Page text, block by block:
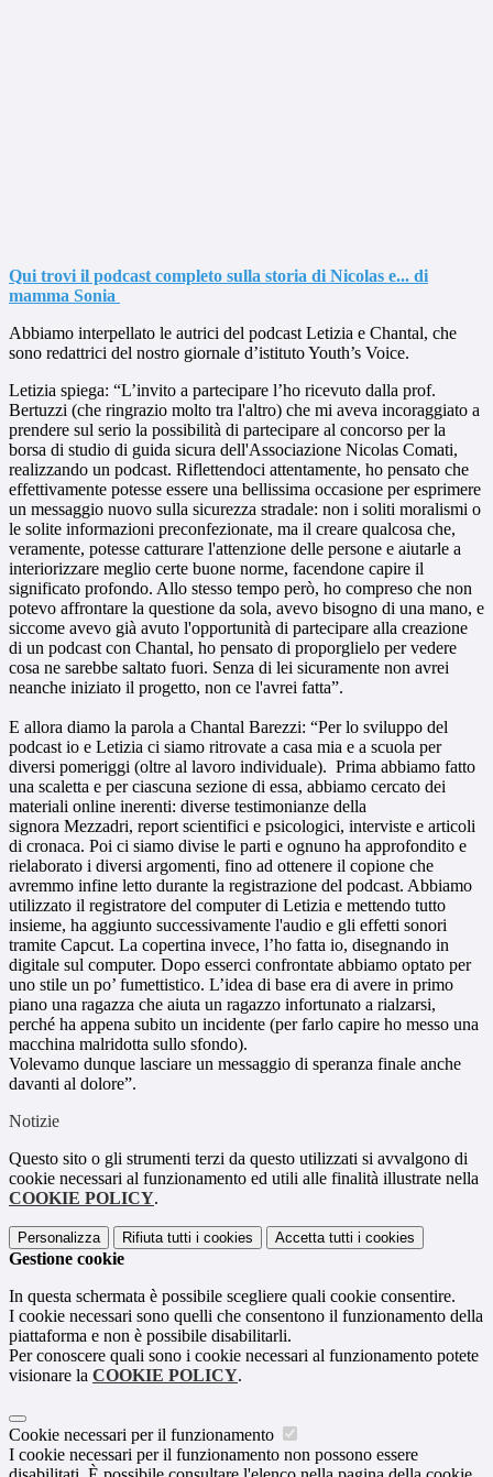
Qui trovi il podcast completo sulla storia di Nicolas e... di
mamma Sonia
Abbiamo interpellato le autrici del podcast Letizia e Chantal, che
sono redattrici del nostro giornale d’istituto Youth’s Voice.
Letizia spiega: “L’invito a partecipare l’ho ricevuto dalla prof.
Bertuzzi (che ringrazio molto tra l'altro) che mi aveva incoraggiato a
prendere sul serio la possibilità di partecipare al concorso per la
borsa di studio di guida sicura dell'Associazione Nicolas Comati,
realizzando un podcast. Riflettendoci attentamente, ho pensato che
effettivamente potesse essere una bellissima occasione per esprimere
un messaggio nuovo sulla sicurezza stradale: non i soliti moralismi o
le solite informazioni preconfezionate, ma il creare qualcosa che,
veramente, potesse catturare l'attenzione delle persone e aiutarle a
interiorizzare meglio certe buone norme, facendone capire il
significato profondo. Allo stesso tempo però, ho compreso che non
potevo affrontare la questione da sola, avevo bisogno di una mano, e
siccome avevo già avuto l'opportunità di partecipare alla creazione
di un podcast con Chantal, ho pensato di proporglielo per vedere
cosa ne sarebbe saltato fuori. Senza di lei sicuramente non avrei
neanche iniziato il progetto, non ce l'avrei fatta”.
E allora diamo la parola a Chantal Barezzi: “Per lo sviluppo del
podcast io e Letizia ci siamo ritrovate a casa mia e a scuola per
diversi pomeriggi (oltre al lavoro individuale). Prima abbiamo fatto
una scaletta e per ciascuna sezione di essa, abbiamo cercato dei
materiali online inerenti: diverse testimonianze della
signora Mezzadri, report scientifici e psicologici, interviste e articoli
di cronaca. Poi ci siamo divise le parti e ognuno ha approfondito e
rielaborato i diversi argomenti, fino ad ottenere il copione che
avremmo infine letto durante la registrazione del podcast. Abbiamo
utilizzato il registratore del computer di Letizia e mettendo tutto
insieme, ha aggiunto successivamente l'audio e gli effetti sonori
tramite Capcut. La copertina invece, l’ho fatta io, disegnando in
digitale sul computer. Dopo esserci confrontate abbiamo optato per
uno stile un po’ fumettistico. L’idea di base era di avere in primo
piano una ragazza che aiuta un ragazzo infortunato a rialzarsi,
perché ha appena subito un incidente (per farlo capire ho messo una
macchina malridotta sullo sfondo).
Volevamo dunque lasciare un messaggio di speranza finale anche
davanti al dolore”.
Notizie
Questo sito o gli strumenti terzi da questo utilizzati si avvalgono di
cookie necessari al funzionamento ed utili alle finalità illustrate nella
COOKIE POLICY.
Personalizza Rifiuta tutti i cookies Accetta tutti i cookies
Gestione cookie
In questa schermata è possibile scegliere quali cookie consentire.
I cookie necessari sono quelli che consentono il funzionamento della
piattaforma e non è possibile disabilitarli.
Per conoscere quali sono i cookie necessari al funzionamento potete
visionare la COOKIE POLICY.
Cookie necessari per il funzionamento
I cookie necessari per il funzionamento non possono essere